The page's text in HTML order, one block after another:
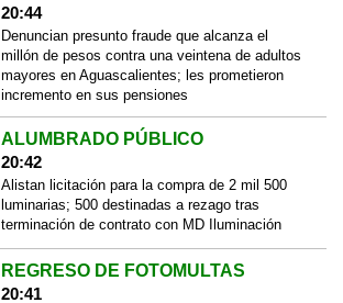
20:44
Denuncian presunto fraude que alcanza el
millón de pesos contra una veintena de adultos
mayores en Aguascalientes; les prometieron
incremento en sus pensiones
ALUMBRADO PÚBLICO
20:42
Alistan licitación para la compra de 2 mil 500
luminarias; 500 destinadas a rezago tras
terminación de contrato con MD Iluminación
REGRESO DE FOTOMULTAS
20:41